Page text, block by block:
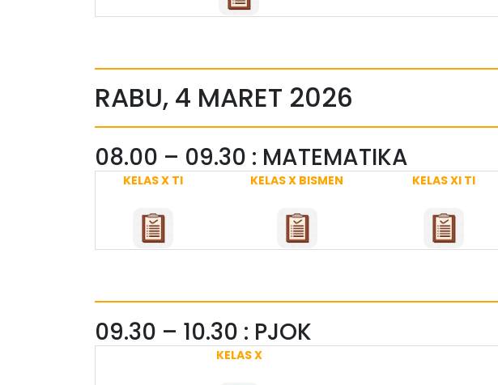
RABU, 4 MARET 2026
08.00 – 09.30 : MATEMATIKA
KELAS X TI KELAS X BISMEN KELAS XI TI
09.30 – 10.30 : PJOK
KELAS X